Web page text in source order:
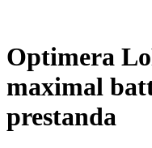
Optimera
maximal
prestanda